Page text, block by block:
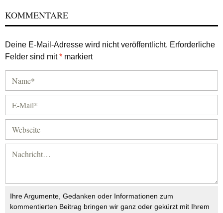
KOMMENTARE
Deine E-Mail-Adresse wird nicht veröffentlicht. Erforderliche
Felder sind mit* markiert
Ihre Argumente, Gedanken oder Informationen zum
kommentierten Beitrag bringen wir ganz oder gekürzt mit Ihrem